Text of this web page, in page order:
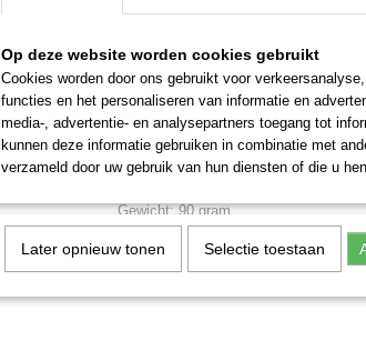
Materiaal: polypropyleen
Dikte: 8 mm
Lengte: 30 meter
Kleur: wit
Gewicht: 90 gram
Op deze website worden cookies gebruikt
Cookies worden door ons gebruikt voor
functies en het personaliseren van informatie en
media-, advertentie- en analysepartners toegang tot
kunnen deze informatie gebruiken in combinatie met
verzameld door uw gebruik van hun diensten of die u
Later opnieuw tonen Selectie toestaan